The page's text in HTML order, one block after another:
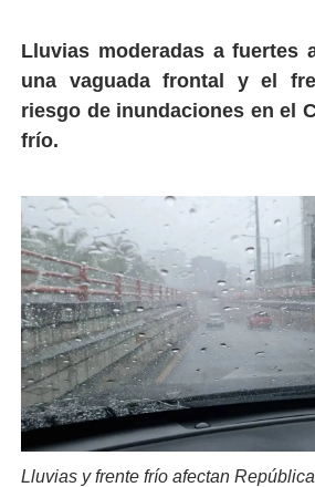
Lluvias moderadas a fuertes
una vaguada frontal y el
riesgo de inundaciones en el
frío.
Lluvias y frente frío afectan